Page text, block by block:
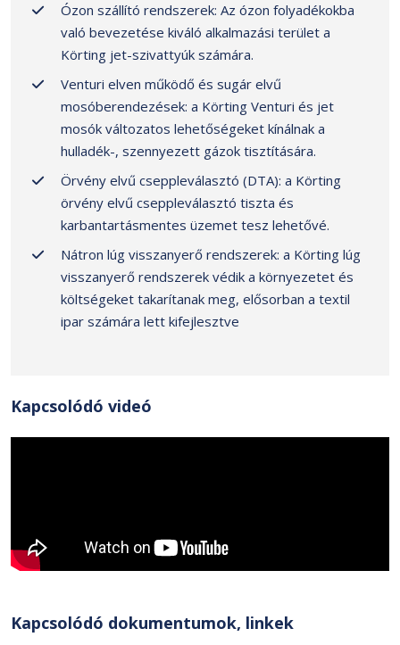
Ózon szállító rendszerek: Az ózon folyadékokba
való bevezetése kiváló alkalmazási terület a
Körting jet-szivattyúk számára.
Venturi elven működő és sugár elvű
mosóberendezések: a Körting Venturi és jet
mosók változatos lehetőségeket kínálnak a
hulladék-, szennyezett gázok tisztítására.
Örvény elvű cseppleválasztó (DTA): a Körting
örvény elvű cseppleválasztó tiszta és
karbantartásmentes üzemet tesz lehetővé.
Nátron lúg visszanyerő rendszerek: a Körting lúg
visszanyerő rendszerek védik a környezetet és
költségeket takarítanak meg, elősorban a textil
ipar számára lett kifejlesztve
Kapcsolódó videó
Kapcsolódó dokumentumok, linkek